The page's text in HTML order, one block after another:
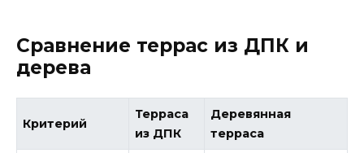
Сравнение террас из ДПК и
дерева
Критерий
Терраса
из ДПК
Деревянная
терраса